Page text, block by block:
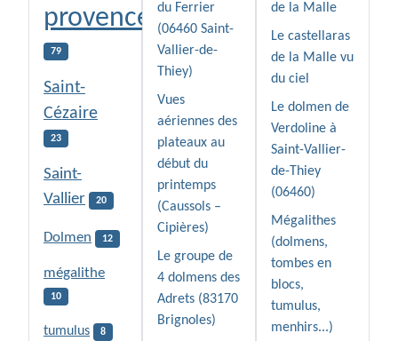
provence
79
Saint-
Cézaire
23
Saint-
Vallier
20
Dolmen 12
mégalithe
10
tumulus 8
du Ferrier
(06460 Saint-
Vallier-de-
Thiey)
Vues
aériennes des
plateaux au
début du
printemps
(Caussols –
Cipières)
Le groupe de
4 dolmens des
Adrets (83170
Brignoles)
de la Malle
Le castellaras
de la Malle vu
du ciel
Le dolmen de
Verdoline à
Saint-Vallier-
de-Thiey
(06460)
Mégalithes
(dolmens,
tombes en
blocs,
tumulus,
menhirs...)